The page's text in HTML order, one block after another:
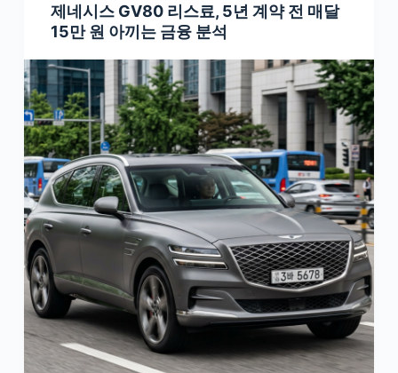
제네시스 GV80 리스료, 5년 계약 전 매달
15만 원 아끼는 금융 분석